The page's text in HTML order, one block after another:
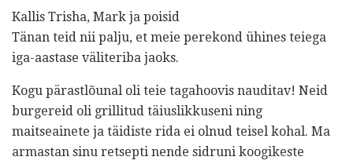
Kallis Trisha, Mark ja poisid
Tänan teid nii palju, et meie perekond ühines teiega
iga-aastase väliteriba jaoks.
Kogu pärastlõunal oli teie tagahoovis nauditav! Neid
burgereid oli grillitud täiuslikkuseni ning
maitseainete ja täidiste rida ei olnud teisel kohal. Ma
armastan sinu retsepti nende sidruni koogikeste